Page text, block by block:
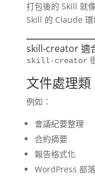
打包後的 Skill 就
Skill 的 Claude 環
skill-creator 適
skill-creator
文件處理類
例如：
會議紀要整理
合約摘要
報告格式化
WordPress 部